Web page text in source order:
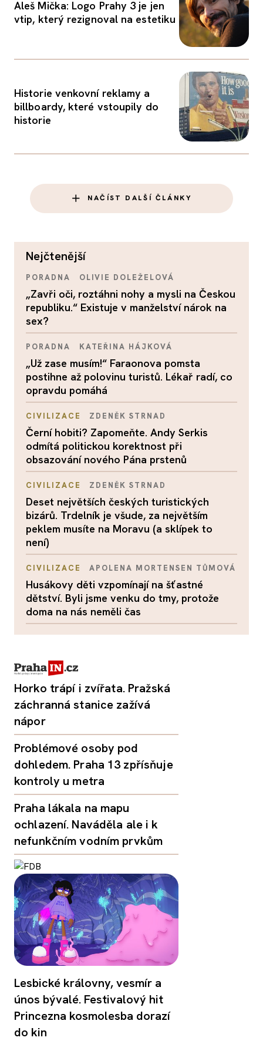
Aleš Mička: Logo Prahy 3 je jen
vtip, který rezignoval na estetiku
Historie venkovní reklamy a
billboardy, které vstoupily do
historie
NAČÍST DALŠÍ ČLÁNKY
nejčtenější
PORADNA OLIVIE DOLEŽELOVÁ
„Zavři oči, roztáhni nohy a mysli na Českou
republiku.“ Existuje v manželství nárok na
sex?
PORADNA KATEŘINA HÁJKOVÁ
„Už zase musím!“ Faraonova pomsta
postihne až polovinu turistů. Lékař radí, co
opravdu pomáhá
CIVILIZACE ZDENĚK STRNAD
Černí hobiti? Zapomeňte. Andy Serkis
odmítá politickou korektnost při
obsazování nového Pána prstenů
CIVILIZACE ZDENĚK STRNAD
Deset největších českých turistických
bizárů. Trdelník je všude, za největším
peklem musíte na Moravu (a sklípek to
není)
CIVILIZACE APOLENA MORTENSEN TŮMOVÁ
Husákovy děti vzpomínají na šťastné
dětství. Byli jsme venku do tmy, protože
doma na nás neměli čas
Horko trápí i zvířata. Pražská
záchranná stanice zažívá
nápor
Problémové osoby pod
dohledem. Praha 13 zpřísňuje
kontroly u metra
Praha lákala na mapu
ochlazení. Naváděla ale i k
nefunkčním vodním prvkům
Lesbické královny, vesmír a
únos bývalé. Festivalový hit
Princezna kosmolesba dorazí
do kin